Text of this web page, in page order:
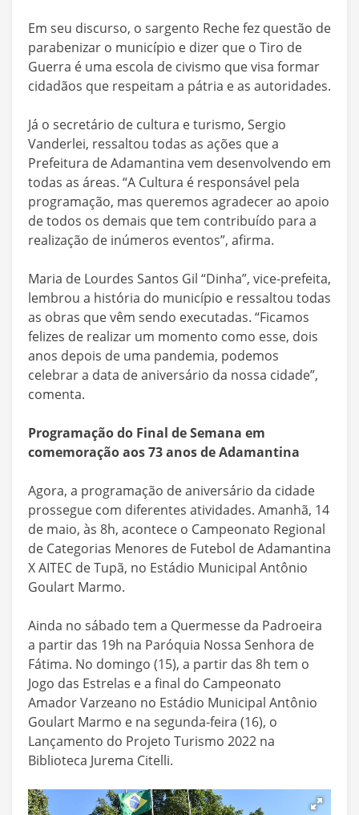
Em seu discurso, o sargento Reche fez questão de
parabenizar o município e dizer que o Tiro de
Guerra é uma escola de civismo que visa formar
cidadãos que respeitam a pátria e as autoridades.
Já o secretário de cultura e turismo, Sergio
Vanderlei, ressaltou todas as ações que a
Prefeitura de Adamantina vem desenvolvendo em
todas as áreas. “A Cultura é responsável pela
programação, mas queremos agradecer ao apoio
de todos os demais que tem contribuído para a
realização de inúmeros eventos”, afirma.
Maria de Lourdes Santos Gil “Dinha”, vice-prefeita,
lembrou a história do município e ressaltou todas
as obras que vêm sendo executadas. “Ficamos
felizes de realizar um momento como esse, dois
anos depois de uma pandemia, podemos
celebrar a data de aniversário da nossa cidade”,
comenta.
Programação do Final de Semana em
comemoração aos 73 anos de Adamantina
Agora, a programação de aniversário da cidade
prossegue com diferentes atividades. Amanhã, 14
de maio, às 8h, acontece o Campeonato Regional
de Categorias Menores de Futebol de Adamantina
X AITEC de Tupã, no Estádio Municipal Antônio
Goulart Marmo.
Ainda no sábado tem a Quermesse da Padroeira
a partir das 19h na Paróquia Nossa Senhora de
Fátima. No domingo (15), a partir das 8h tem o
Jogo das Estrelas e a final do Campeonato
Amador Varzeano no Estádio Municipal Antônio
Goulart Marmo e na segunda-feira (16), o
Lançamento do Projeto Turismo 2022 na
Biblioteca Jurema Citelli.